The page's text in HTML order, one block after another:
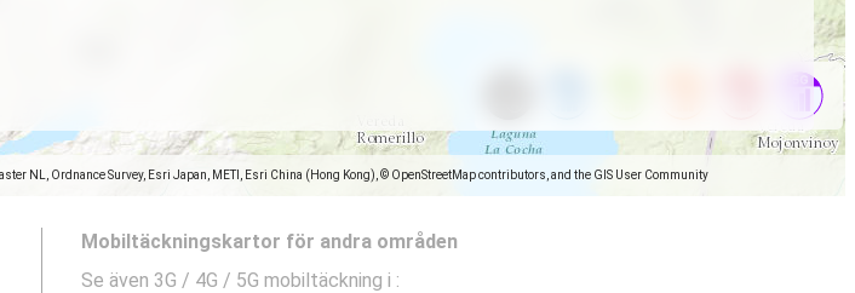
NL, Ordnance Survey, Esri Japan, METI, Esri China (Hong Kong), © OpenStreetMap contributors, and the GIS User Community
Mobiltäckningskartor för andra områden
Se även 3G / 4G / 5G mobiltäckning i :